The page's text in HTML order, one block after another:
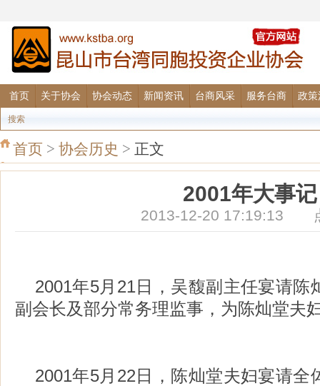
首页 关于协会 协会动态 新闻资讯 台商风采 服务台商 政策
搜索
首页 > 协会历史 > 正文
2001年大事记
2013-12-20 17:19:13
2001年5月21日，吴馥副主任宴请陈
副会长及部分常务理监事，为陈灿堂夫
2001年5月22日，陈灿堂夫妇宴请全